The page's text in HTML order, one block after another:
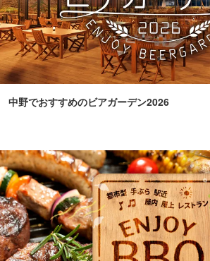
中野でおすすめのビアガーデン2026